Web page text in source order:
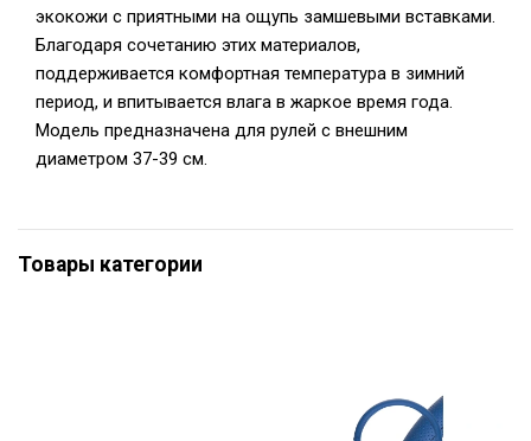
экокожи с приятными на ощупь замшевыми вставками.
Благодаря сочетанию этих материалов,
поддерживается комфортная температура в зимний
период, и впитывается влага в жаркое время года.
Модель предназначена для рулей с внешним
диаметром 37-39 см.
Товары категории